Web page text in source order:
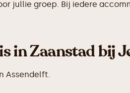
jullie groep. Bij iedere
in Zaanstad bij
Assendelft.